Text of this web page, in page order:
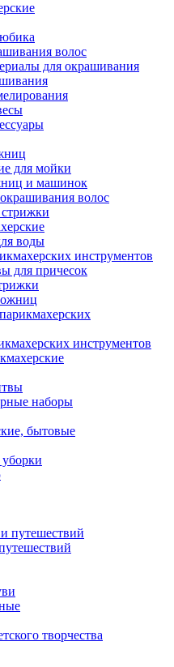
волос
для окрашивания
для мойки
и машинок
волос
воды
инструментов
для причесок
инструментов
наборы
бытовые
творчества